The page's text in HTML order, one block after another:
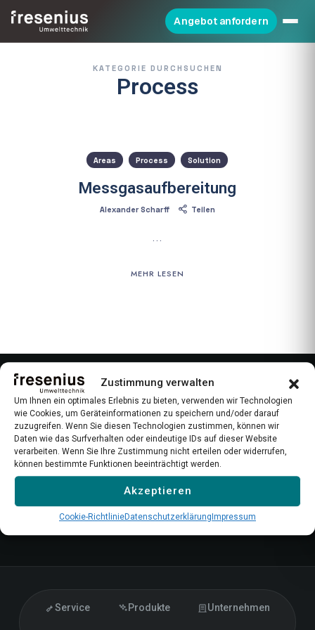
Zustimmung verwalten
Um Ihnen ein optimales Erlebnis zu bieten, verwenden wir Technologien
wie Cookies, um Geräteinformationen zu speichern und/oder darauf
zuzugreifen. Wenn Sie diesen Technologien zustimmen, können wir
Daten wie das Surfverhalten oder eindeutige IDs auf dieser Website
verarbeiten. Wenn Sie Ihre Zustimmung nicht erteilen oder widerrufen,
können bestimmte Funktionen beeinträchtigt werden.
Akzeptieren
Cookie-RichtlinieDatenschutzerklärungImpressum
Angebot anfordern
KATEGORIE DURCHSUCHEN
Process
Areas Process Solution
Messgasaufbereitung
Alexander Scharff Teilen
…
MEHR LESEN
Präzise messen. Effizient steuern.
GASANALYSATOREN · MADE IN GERMANY ·
SEIT 1848
Service Produkte Unternehmen